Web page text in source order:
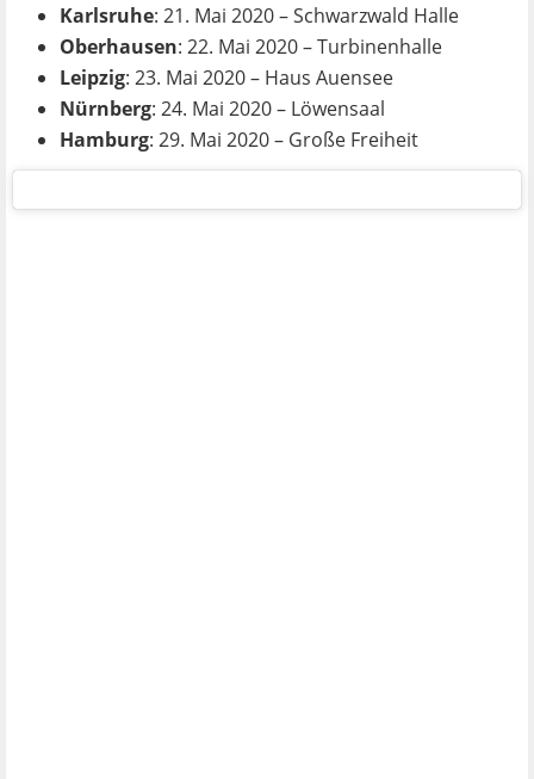
Karlsruhe: 21. Mai 2020 – Schwarzwald Halle
Oberhausen: 22. Mai 2020 – Turbinenhalle
Leipzig: 23. Mai 2020 – Haus Auensee
Nürnberg: 24. Mai 2020 – Löwensaal
Hamburg: 29. Mai 2020 – Große Freiheit